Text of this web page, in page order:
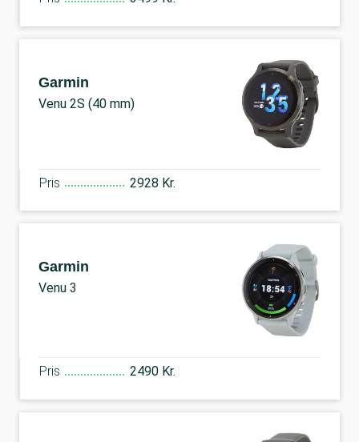
Garmin
Venu 2S (40 mm)
Pris 2928 Kr.
Garmin
Venu 3
Pris 2490 Kr.